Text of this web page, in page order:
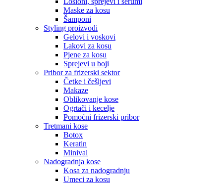
Maske za kosu
Šamponi
Styling proizvodi
Gelovi i voskovi
Lakovi za kosu
Pjene za kosu
Sprejevi u boji
Pribor za frizerski sektor
Četke i češljevi
Makaze
Oblikovanje kose
Ogrtači i kecelje
Pomoćni frizerski pribor
Tretmani kose
Botox
Keratin
Minival
Nadogradnja kose
Kosa za nadogradnju
Umeci za kosu